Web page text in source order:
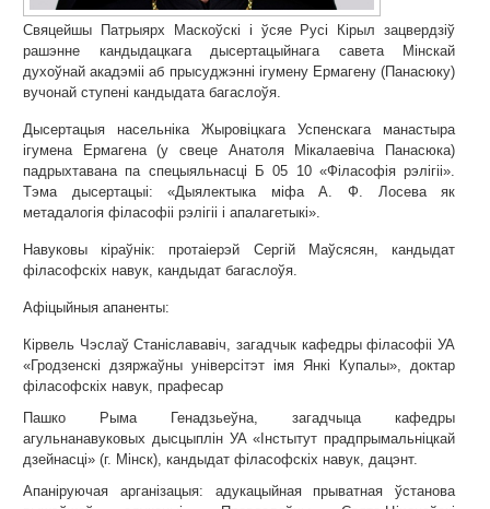
Свяцейшы Патрыярх Маскоўскі і ўсяе Русі Кірыл зацвердзіў
рашэнне кандыдацкага дысертацыйнага савета Мінскай
духоўнай акадэміі аб прысуджэнні ігумену Ермагену (Панасюку)
вучонай ступені кандыдата багаслоўя.
Дысертацыя насельніка Жыровіцкага Успенскага манастыра
ігумена Ермагена (у свеце Анатоля Мікалаевіча Панасюка)
падрыхтавана па спецыяльнасці Б 05 10 «Філасофія рэлігіі».
Тэма дысертацыі: «Дыялектыка міфа А. Ф. Лосева як
метадалогія філасофіі рэлігіі і апалагетыкі».
Навуковы кіраўнік: протаіерэй Сергій Маўсясян, кандыдат
філасофскіх навук, кандыдат багаслоўя.
Афіцыйныя апаненты:
Кірвель Чэслаў Станіслававіч, загадчык кафедры філасофіі УА
«Гродзенскі дзяржаўны універсітэт імя Янкі Купалы», доктар
філасофскіх навук, прафесар
Пашко Рыма Генадзьеўна, загадчыца кафедры
агульнанавуковых дысцыплін УА «Інстытут прадпрымальніцкай
дзейнасці» (г. Мінск), кандыдат філасофскіх навук, дацэнт.
Апаніруючая арганізацыя: адукацыйная прыватная ўстанова